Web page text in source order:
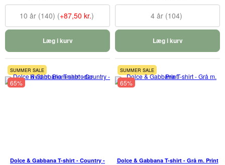
10 år (140) (+87,50 kr.)
Læg i kurv
4 år (104)
Læg i kurv
SUMMER SALE
65%
Dolce & Gabbana T-shirt - Country -
SUMMER SALE
65%
Dolce & Gabbana T-shirt - Grå m. Print